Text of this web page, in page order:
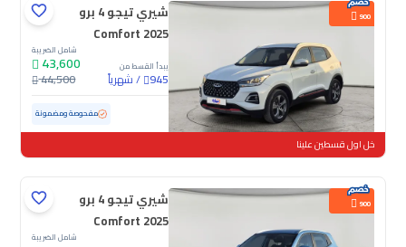
900
شيري تيجو 4 برو
Comfort 2025
يبدأ القسط من
945
/شهرياً
شامل الضريبة
43,600
44,500
مستعملة 30,952 كم ممشى قليل مفحوصة ومضمونة
خل اول قسطين علينا
900
شيري تيجو 4 برو
Comfort 2025
شامل الضريبة